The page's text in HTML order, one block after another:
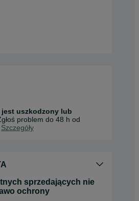
uszkodzony lub
problem do 48 h od
Szczegóły
sprzedających nie
ochrony